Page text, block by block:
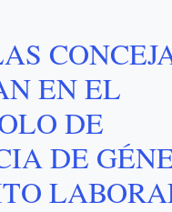
EN EL
DE
DE